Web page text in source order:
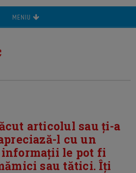
MENIU
articolul sau ți-a
l cu un
informații le pot fi
sau tătici. Îți